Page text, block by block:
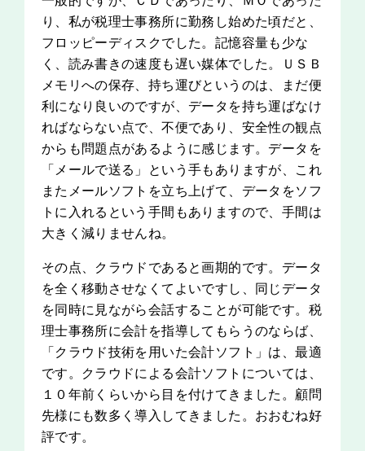
り、私が税理士事務所に勤務し始めた頃だと、
フロッピーディスクでした。記憶容量も少な
く、読み書きの速度も遅い媒体でした。ＵＳＢ
メモリへの保存、持ち運びというのは、まだ便
利になり良いのですが、データを持ち運ばなけ
ればならない点で、不便であり、安全性の観点
からも問題点があるように感じます。データを
「メールで送る」という手もありますが、これ
またメールソフトを立ち上げて、データをソフ
トに入れるという手間もありますので、手間は
大きく減りませんね。
その点、クラウドであると画期的です。データ
を全く移動させなくてよいですし、同じデータ
を同時に見ながら会話することが可能です。税
理士事務所に会計を指導してもらうのならば、
「クラウド技術を用いた会計ソフト」は、最適
です。クラウドによる会計ソフトについては、
１０年前くらいから目を付けてきました。顧問
先様にも数多く導入してきました。おおむね好
評です。